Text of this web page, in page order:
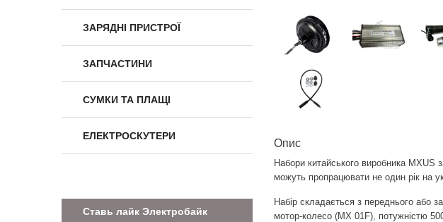
ЗАРЯДНІ ПРИСТРОЇ
ЗАПЧАСТИНИ
СУМКИ ТА ПЛАЩІ
ЕЛЕКТРОСКУТЕРИ
Ставь лайк Электробайк
Опис
Набори китайського виробника MXUS
можуть пропрацювати не один рік на
Набір складається з переднього або
мотор-колесо (MX 01F), потужністю